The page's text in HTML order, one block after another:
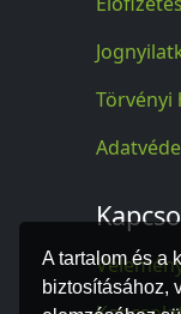
A tartalom és a
biztosításához,
Törvényi